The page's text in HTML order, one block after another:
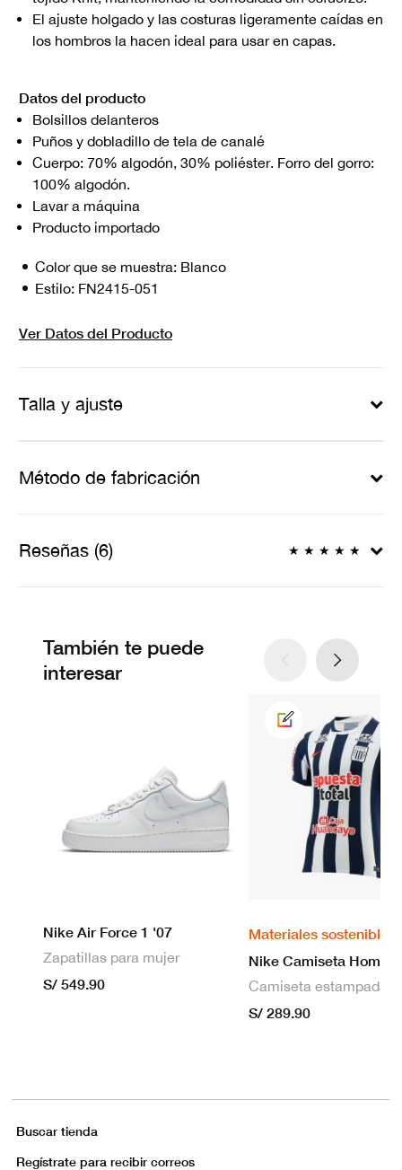
El ajuste holgado y las costuras ligeramente caídas en
los hombros la hacen ideal para usar en capas.
Datos del producto
Bolsillos delanteros
Puños y dobladillo de tela de canalé
Cuerpo: 70% algodón, 30% poliéster. Forro del gorro:
100% algodón.
Lavar a máquina
Producto importado
Color que se muestra: Blanco
Estilo: FN2415-051
Ver Datos del Producto
Talla y ajuste
Método de fabricación
Reseñas (6) ★ ★ ★ ★ ★
También te puede
interesar
Nike Air Force 1 '07
Zapatillas para mujer
S/ 549.90
Materiales sostenibles
S/ 289.90
Buscar tienda
Regístrate para recibir correos